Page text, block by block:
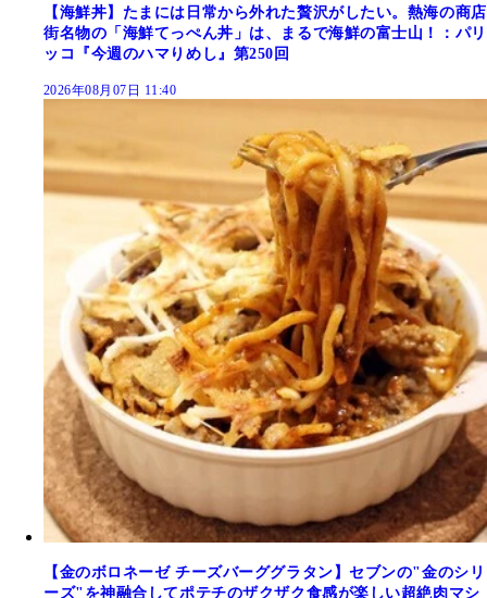
【海鮮丼】たまには日常から外れた贅沢がしたい。熱海の商店
街名物の「海鮮てっぺん丼」は、まるで海鮮の富士山！：パリ
ッコ『今週のハマりめし』第250回
2026年08月07日 11:40
【金のボロネーゼ チーズバーググラタン】セブンの"金のシリ
ーズ"を神融合してポテチのザクザク食感が楽しい超絶肉マシ